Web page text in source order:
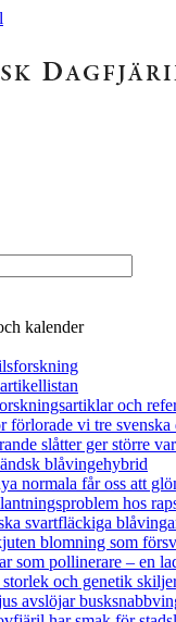
kalender
och
förlorade vi tre svenska
slåtter ger större
blåvingehybrid
normala får oss att
hos
svartfläckiga
blomning som
som pollinerare – en
storlek och genetik
avslöjar